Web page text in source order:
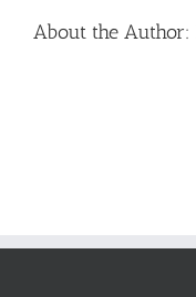
About the Author: